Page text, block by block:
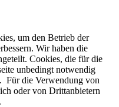
um den Betrieb der
Wir haben die
Cookies, die für die
unbedingt notwendig
Für die Verwendung von
oder von Drittanbietern